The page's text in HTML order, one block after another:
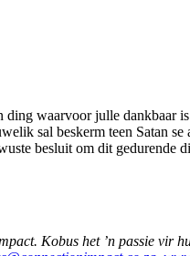
ding waarvoor julle dankbaar
sal beskerm teen Satan se
besluit om dit gedurende
Kobus het ’n passie vir